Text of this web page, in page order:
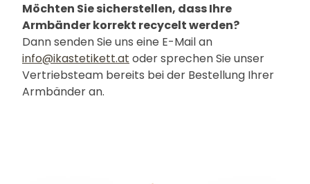
Möchten Sie sicherstellen, dass Ihre
Armbänder korrekt recycelt werden?
Dann senden Sie uns eine E-Mail an
info@ikastetikett.at oder sprechen Sie unser
Vertriebsteam bereits bei der Bestellung Ihrer
Armbänder an.